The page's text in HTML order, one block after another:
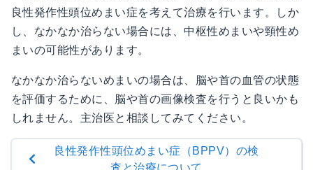
良性発作性頭位めまい症を考えて治療を行います。しか
し、なかなか治らない場合には、中枢性めまいや頸性め
まいの可能性があります。
なかなか治らないめまいの場合は、脳や首の血管の状態
を評価するために、脳や首の画像検査を行うと良いかも
しれません。主治医と相談してみてください。
良性発作性頭位めまい症（BPPV）の検
査と治療について